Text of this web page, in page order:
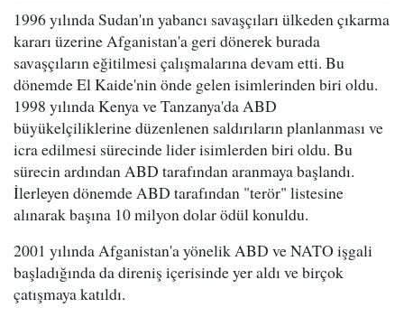
1996 yılında Sudan'ın yabancı savaşçıları ülkeden çıkarma
kararı üzerine Afganistan'a geri dönerek burada
savaşçıların eğitilmesi çalışmalarına devam etti. Bu
dönemde El Kaide'nin önde gelen isimlerinden biri oldu.
1998 yılında Kenya ve Tanzanya'da ABD
büyükelçiliklerine düzenlenen saldırıların planlanması ve
icra edilmesi sürecinde lider isimlerden biri oldu. Bu
sürecin ardından ABD tarafından aranmaya başlandı.
İlerleyen dönemde ABD tarafından "terör" listesine
alınarak başına 10 milyon dolar ödül konuldu.
2001 yılında Afganistan'a yönelik ABD ve NATO işgali
başladığında da direniş içerisinde yer aldı ve birçok
çatışmaya katıldı.